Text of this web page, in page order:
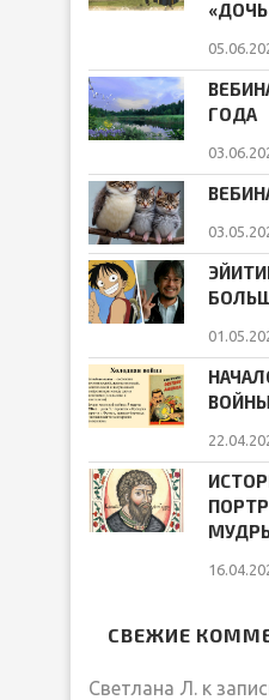
ГОДА
ВОЙНЫ
СВЕЖИЕ
Светлана Л. к